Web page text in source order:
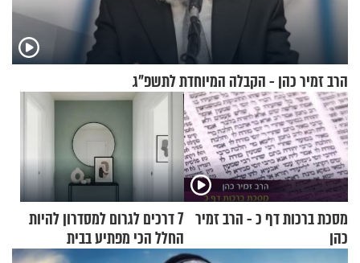
הרב זמיר כהן - הקבלה המיוחדת לתשפ"ג
מסכת ברכות דף כ - הרב זמיר
כהן
7 דרכים לגרום למסדרון להיות
החלל הכי מפתיע בבית